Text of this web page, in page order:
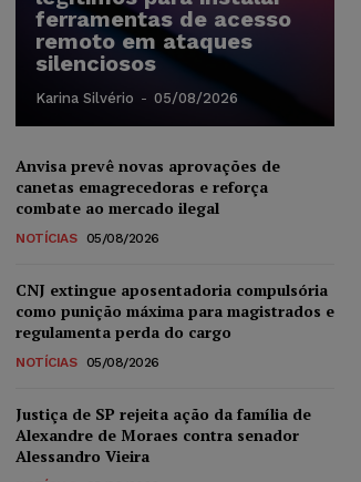
ferramentas de acesso
remoto em ataques
silenciosos
Karina Silvério - 05/08/2026
Anvisa prevê novas aprovações de
canetas emagrecedoras e reforça
combate ao mercado ilegal
NOTÍCIAS 05/08/2026
CNJ extingue aposentadoria compulsória
como punição máxima para magistrados e
regulamenta perda do cargo
NOTÍCIAS 05/08/2026
Justiça de SP rejeita ação da família de
Alexandre de Moraes contra senador
Alessandro Vieira